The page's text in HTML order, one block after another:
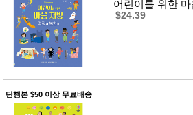
어린이를 위한
$24.39
단행본 $50 이상 무료배송